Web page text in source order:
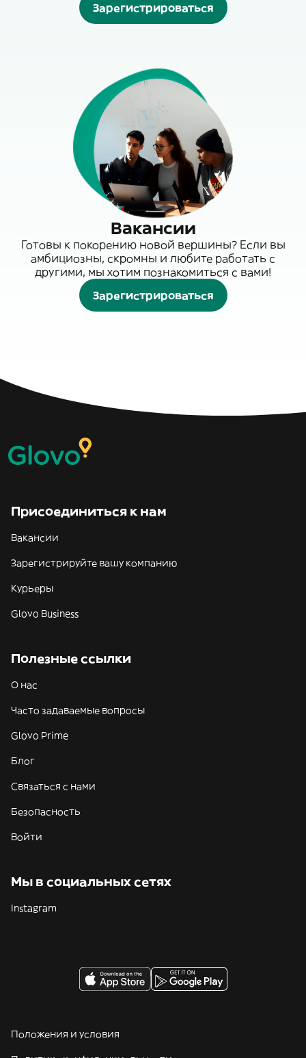
Зарегистрироваться
Вакансии
Готовы к покорению новой вершины? Если вы
амбициозны, скромны и любите работать с
другими, мы хотим познакомиться с вами!
Зарегистрироваться
Присоединиться к нам
Вакансии
Зарегистрируйте вашу компанию
Курьеры
Glovo Business
Полезные ссылки
О нас
Часто задаваемые вопросы
Glovo Prime
Блог
Связаться с нами
Безопасность
Войти
Мы в социальных сетях
Instagram
Положения и условия